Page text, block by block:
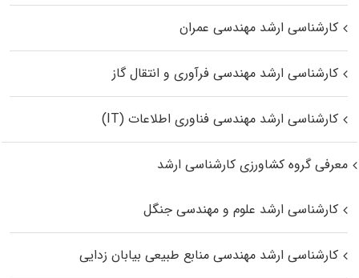
کارشناسی ارشد مهندسی عمران
کارشناسی ارشد مهندسی فرآوری و انتقال گاز
کارشناسی ارشد مهندسی فناوری اطلاعات (IT)
معرفی گروه کشاورزی کارشناسی ارشد
کارشناسی ارشد علوم و مهندسی جنگل
کارشناسی ارشد مهندسی منابع طبیعی بیابان زدایی